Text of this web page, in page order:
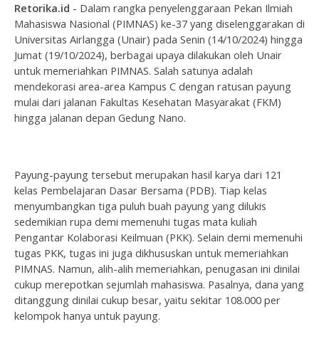
Retorika.id - Dalam rangka penyelenggaraan Pekan Ilmiah
Mahasiswa Nasional (PIMNAS) ke-37 yang diselenggarakan di
Universitas Airlangga (Unair) pada Senin (14/10/2024) hingga
Jumat (19/10/2024), berbagai upaya dilakukan oleh Unair
untuk memeriahkan PIMNAS. Salah satunya adalah
mendekorasi area-area Kampus C dengan ratusan payung
mulai dari jalanan Fakultas Kesehatan Masyarakat (FKM)
hingga jalanan depan Gedung Nano.
Payung-payung tersebut merupakan hasil karya dari 121
kelas Pembelajaran Dasar Bersama (PDB). Tiap kelas
menyumbangkan tiga puluh buah payung yang dilukis
sedemikian rupa demi memenuhi tugas mata kuliah
Pengantar Kolaborasi Keilmuan (PKK). Selain demi memenuhi
tugas PKK, tugas ini juga dikhususkan untuk memeriahkan
PIMNAS. Namun, alih-alih memeriahkan, penugasan ini dinilai
cukup merepotkan sejumlah mahasiswa. Pasalnya, dana yang
ditanggung dinilai cukup besar, yaitu sekitar 108.000 per
kelompok hanya untuk payung.